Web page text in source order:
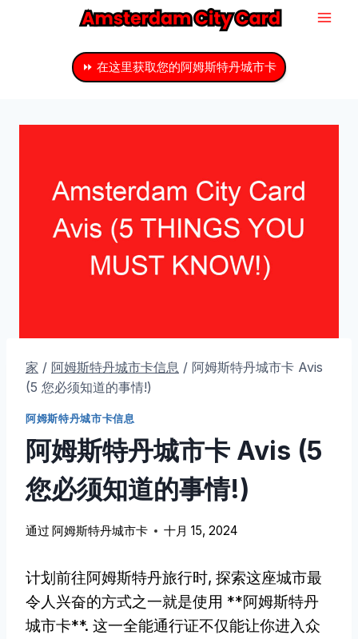
⏩ 在这里获取您的阿姆斯特丹城市卡
家 / 阿姆斯特丹城市卡信息 / 阿姆斯特丹城市卡 Avis
(5 您必须知道的事情!)
阿姆斯特丹城市卡信息
阿姆斯特丹城市卡 Avis (5
您必须知道的事情!)
通过 阿姆斯特丹城市卡 十月 15, 2024
计划前往阿姆斯特丹旅行时, 探索这座城市最
令人兴奋的方式之一就是使用 **阿姆斯特丹
城市卡**. 这一全能通行证不仅能让你进入众